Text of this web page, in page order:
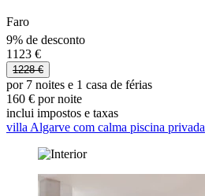
Faro
9% de desconto
1123 €
1228 €
por 7 noites e 1 casa de férias
160 € por noite
inclui impostos e taxas
villa Algarve com calma piscina privada